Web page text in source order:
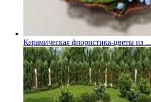
Керамическая флористика-цветы из ...